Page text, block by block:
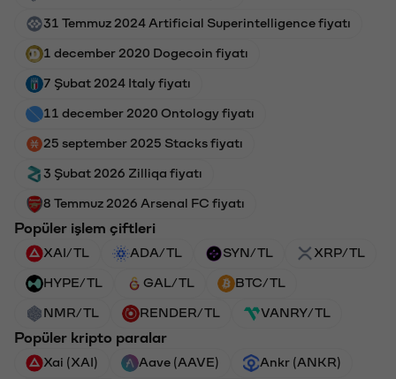
31 Temmuz 2024 Artificial Superintelligence fiyatı
1 december 2020 Dogecoin fiyatı
7 Şubat 2024 Italy fiyatı
11 december 2020 Ontology fiyatı
25 september 2025 Stacks fiyatı
3 Şubat 2026 Zilliqa fiyatı
8 Temmuz 2026 Arsenal FC fiyatı
Popüler işlem çiftleri
XAI/TL ADA/TL SYN/TL XRP/TL
HYPE/TL GAL/TL BTC/TL
NMR/TL RENDER/TL VANRY/TL
Popüler kripto paralar
Xai (XAI) Aave (AAVE) Ankr (ANKR)